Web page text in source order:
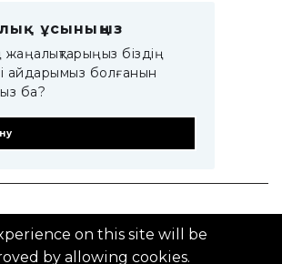
ұсыныңыз
жаңалықтарыңыз біздің
айдарымыз болғанын
ба?
© 2014–2025 ZTB.KZ
on this site will be
by allowing cookies.